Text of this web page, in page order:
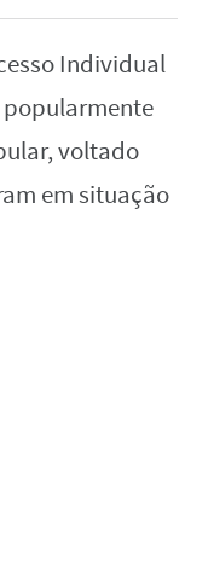
Individual
popularmente
voltado
em situação